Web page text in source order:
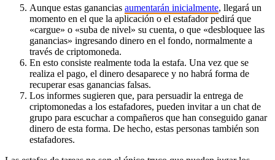
Aunque estas ganancias aumentarán inicialmente, llegará un
momento en el que la aplicación o el estafador pedirá que
«cargue» o «suba de nivel» su cuenta, o que «desbloquee las
ganancias» ingresando dinero en el fondo, normalmente a
través de criptomoneda.
En esto consiste realmente toda la estafa. Una vez que se
realiza el pago, el dinero desaparece y no habrá forma de
recuperar esas ganancias falsas.
Los informes sugieren que, para persuadir la entrega de
criptomonedas a los estafadores, pueden invitar a un chat de
grupo para escuchar a compañeros que han conseguido ganar
dinero de esta forma. De hecho, estas personas también son
estafadores.